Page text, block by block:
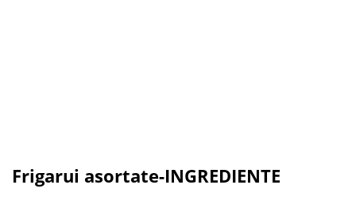
Frigarui asortate-INGREDIENTE